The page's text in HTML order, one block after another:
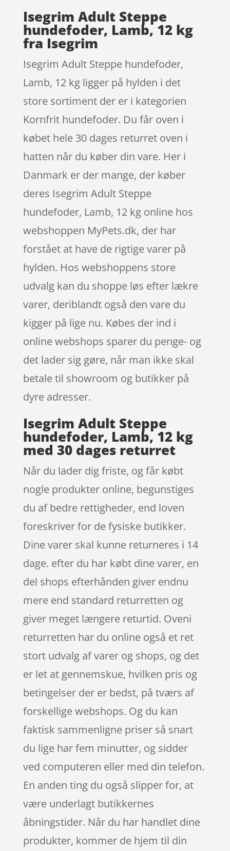
Isegrim Adult Steppe
hundefoder, Lamb, 12 kg
fra Isegrim
Isegrim Adult Steppe hundefoder,
Lamb, 12 kg ligger på hylden i det
store sortiment der er i kategorien
Kornfrit hundefoder. Du får oven i
købet hele 30 dages returret oven i
hatten når du køber din vare. Her i
Danmark er der mange, der køber
deres Isegrim Adult Steppe
hundefoder, Lamb, 12 kg online hos
webshoppen MyPets.dk, der har
forstået at have de rigtige varer på
hylden. Hos webshoppens store
udvalg kan du shoppe løs efter lækre
varer, deriblandt også den vare du
kigger på lige nu. Købes der ind i
online webshops sparer du penge- og
det lader sig gøre, når man ikke skal
betale til showroom og butikker på
dyre adresser.
Isegrim Adult Steppe
hundefoder, Lamb, 12 kg
med 30 dages returret
Når du lader dig friste, og får købt
nogle produkter online, begunstiges
du af bedre rettigheder, end loven
foreskriver for de fysiske butikker.
Dine varer skal kunne returneres i 14
dage. efter du har købt dine varer, en
del shops efterhånden giver endnu
mere end standard returretten og
giver meget længere returtid. Oveni
returretten har du online også et ret
stort udvalg af varer og shops, og det
er let at gennemskue, hvilken pris og
betingelser der er bedst, på tværs af
forskellige webshops. Og du kan
faktisk sammenligne priser så snart
du lige har fem minutter, og sidder
ved computeren eller med din telefon.
En anden ting du også slipper for, at
være underlagt butikkernes
åbningstider. Når du har handlet dine
produkter, kommer de hjem til din